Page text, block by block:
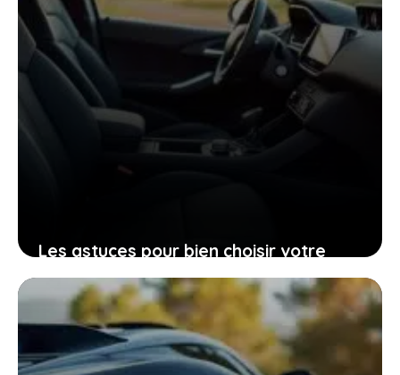
Les astuces pour bien choisir votre
Peugeot 206 d’occasion grâce à sa
fiche technique
25 janvier 2026